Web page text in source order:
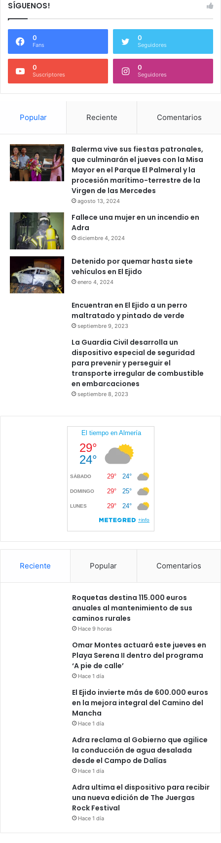
SÍGUENOS!
0
Fans
0
Seguidores
0
Suscriptores
0
Seguidores
Popular Reciente Comentarios
Balerma vive sus fiestas patronales,
que culminarán el jueves con la Misa
Mayor en el Parque El Palmeral y la
procesión marítimo-terrestre de la
Virgen de las Mercedes
agosto 13, 2024
Fallece una mujer en un incendio en
Adra
diciembre 4, 2024
Detenido por quemar hasta siete
vehículos en El Ejido
enero 4, 2024
Encuentran en El Ejido a un perro
maltratado y pintado de verde
septiembre 9, 2023
La Guardia Civil desarrolla un
dispositivo especial de seguridad
para prevenir y perseguir el
transporte irregular de combustible
en embarcaciones
septiembre 8, 2023
Reciente Popular Comentarios
Roquetas destina 115.000 euros
anuales al mantenimiento de sus
caminos rurales
Hace 9 horas
Omar Montes actuará este jueves en
Playa Serena II dentro del programa
‘A pie de calle’
Hace 1 día
El Ejido invierte más de 600.000 euros
en la mejora integral del Camino del
Mancha
Hace 1 día
Adra reclama al Gobierno que agilice
la conducción de agua desalada
desde el Campo de Dalías
Hace 1 día
Adra ultima el dispositivo para recibir
una nueva edición de The Juergas
Rock Festival
Hace 1 día